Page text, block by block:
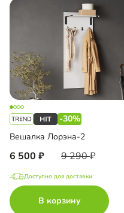
-30%
Вешалка Лорэна-2
6 500 9 290
Доступно для доставки
В корзину